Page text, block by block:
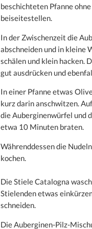
beschichteten Pfanne
beiseitestellen.
In der Zwischenzeit die
abschneiden und in kleine
schälen und klein hacken.
gut ausdrücken und
In einer Pfanne etwas
kurz darin anschwitzen.
die Auberginenwürfel und
etwa 10 Minuten braten.
Währenddessen die
kochen.
Die Stiele Catalogna
Stielenden etwas
schneiden.
Die Auberginen-Pilz-